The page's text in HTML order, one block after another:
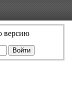
версию